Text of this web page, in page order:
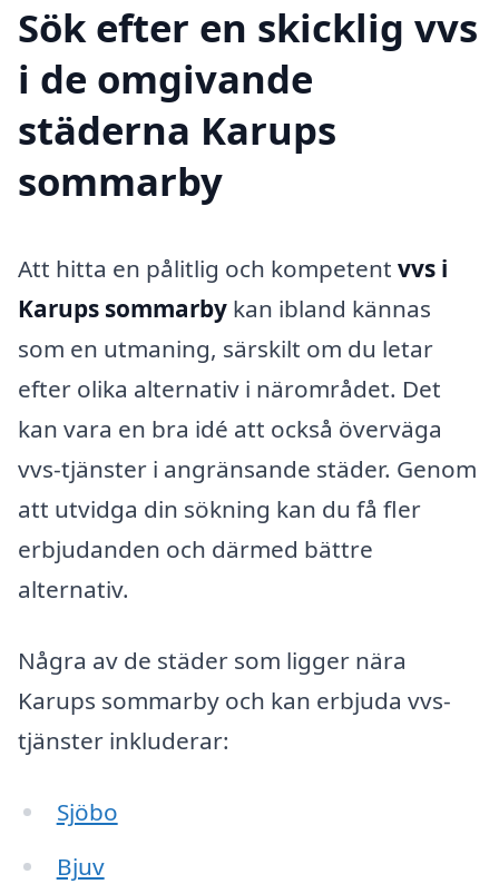
Sök efter en skicklig vvs
i de omgivande
städerna Karups
sommarby
Att hitta en pålitlig och kompetent vvs i
Karups sommarby kan ibland kännas
som en utmaning, särskilt om du letar
efter olika alternativ i närområdet. Det
kan vara en bra idé att också överväga
vvs-tjänster i angränsande städer. Genom
att utvidga din sökning kan du få fler
erbjudanden och därmed bättre
alternativ.
Några av de städer som ligger nära
Karups sommarby och kan erbjuda vvs-
tjänster inkluderar:
Sjöbo
Bjuv